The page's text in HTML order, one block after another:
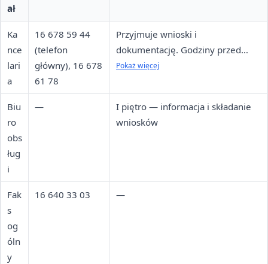
ał
Ka
nce
lari
a
16 678 59 44
(telefon
główny), 16 678
61 78
Przyjmuje wnioski i
dokumentację. Godziny przed
wizytą warto potwierdzić
Pokaż więcej
Biu
ro
obs
ług
i
—
I piętro — informacja i składanie
wniosków
Fak
s
og
óln
y
16 640 33 03 —